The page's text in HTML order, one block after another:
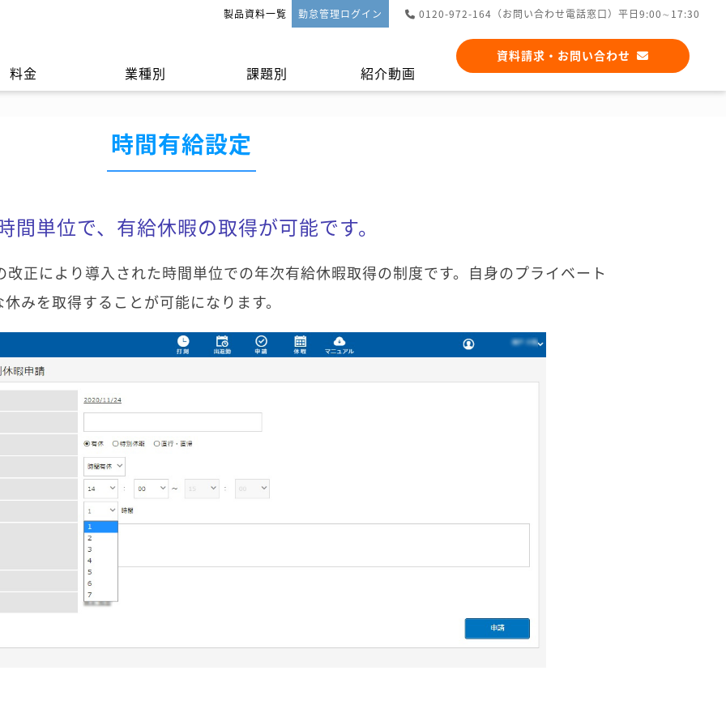
勤怠管理ログイン
製品資料一覧 0120-972-164（お問い合わせ電話窓口）平日9:00∼17:30
申請・承認
料金 業種別 課題別 紹介動画
資料請求・お問い合わせ
時間有給設定
間単位で、有給休暇の取得が可能です。
正により導入された時間単位での年次有給休暇取得の制度です。自身のプライベート
みを取得することが可能になります。